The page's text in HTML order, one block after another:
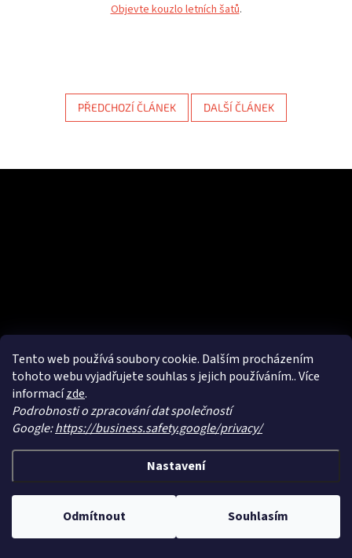
Tento web používá soubory cookie. Dalším procházením
tohoto webu vyjadřujete souhlas s jejich používáním.. Více
informacízde.
Podrobnosti o zpracování dat společností
Google:https://business.safety.google/privacy/
Nastavení
Odmítnout Souhlasím
Objevte kouzlo letních šatů.
PŘEDCHOZÍ ČLÁNEK DALŠÍ ČLÁNEK
Vložením e-mailu souhlasíte spodmínkami ochrany osobních údajů
PŘIHLÁSIT SE
Kontakt
+420 774 315 888
Volejte Po-Pá 8-15 h.